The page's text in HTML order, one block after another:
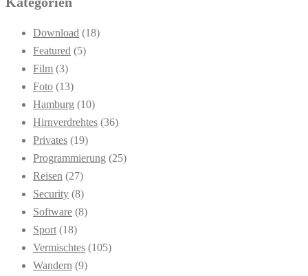
Download (18)
Featured (5)
Film (3)
Foto (13)
Hamburg (10)
Hirnverdrehtes (36)
Privates (19)
Programmierung (25)
Reisen (27)
Security (8)
Software (8)
Sport (18)
Vermischtes (105)
Wandern (9)